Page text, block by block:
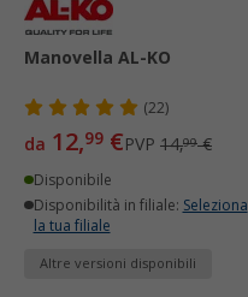
Manovella AL-KO
(22)
da 12,99 €PVP 14,99€
Disponibile
Disponibilità in filiale: Seleziona
la tua filiale
Altre versioni disponibili